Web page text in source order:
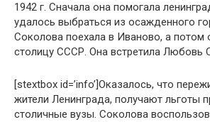
1942 г. Сначала она помогала
удалось выбраться из осажденного
Соколова поехала в Иваново, а потом
столицу СССР. Она встретила Любовь
[stextbox id=’info’]Оказалось, что
жители Ленинграда, получают льготы
столичные вузы. Соколова